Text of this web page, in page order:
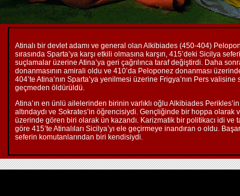
Atinalı bir devlet adamı ve general olan Alkibiades (450-404)
sırasında Sparta’ya karşı etkili olmasına karşın, 415’deki Sicilya
suçlamalar üzerine Atina’ya geri çağrılınca taraf değiştirdi. Daha
donanmasının amirali oldu ve 410’da Peloponez donanması
404’te Atina’nın Sparta’ya yenilmesi üzerine Frigya’nın Pers valisine
geçmeden öldürüldü.
Atina’ın en ünlü ailelerinden birinin varlıklı oğlu Alkibiades
altındaydı ve Sokrates’in öğrencisiydi. Gençliğinde bir hoppa olarak
üzerinde gören biri olarak ün kazandı. Karizmatik bir politikacı idi ve
göre 415’te Atinalıları Sicilya’yı ele geçirmeye inandıran o oldu.
seferin komutanlarından biri kendisiydi.